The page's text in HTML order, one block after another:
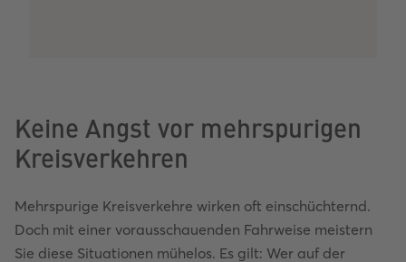
Keine Angst vor mehrspurigen
Kreisverkehren
Mehrspurige Kreisverkehre wirken oft einschüchternd.
Doch mit einer vorausschauenden Fahrweise meistern
Sie diese Situationen mühelos. Es gilt: Wer auf der